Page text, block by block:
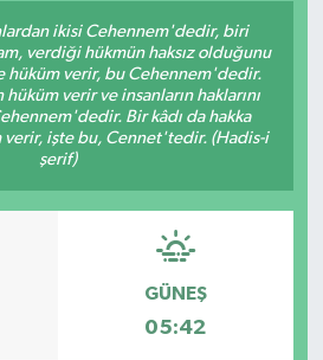
ikisi Cehennem'dedir, biri
verdiği hükmün haksız olduğunu
hüküm verir, bu Cehennem'dedir.
verir ve insanların haklarını
Bir kâdı da hakka
verir, işte bu, Cennet'tedir. (Hadis-i
şerif)
GÜNEŞ
05:42